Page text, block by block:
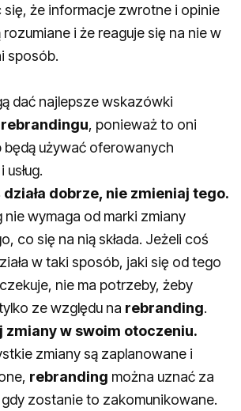
się, że informacje zwrotne i opinie
i że reaguje się na nie w
sposób.
dać najlepsze wskazówki
rebrandingu, ponieważ to oni
będą używać oferowanych
dobrze, nie zmieniaj tego.
nie wymaga od marki zmiany
co się na nią składa. Jeżeli coś
w taki sposób, jaki się od tego
nie ma potrzeby, żeby
ze względu na rebranding.
zmiany w swoim otoczeniu.
zmiany są zaplanowane i
rebranding można uznać za
zostanie to zakomunikowane.